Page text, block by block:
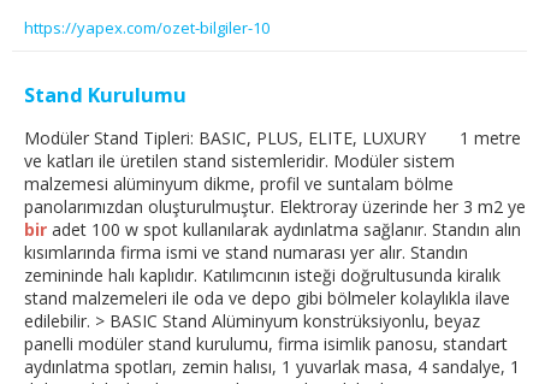
https://yapex.com/ozet-bilgiler-10
Stand Kurulumu
Modüler Stand Tipleri: BASIC, PLUS, ELITE, LUXURY 1 metre
ve katları ile üretilen stand sistemleridir. Modüler sistem
malzemesi alüminyum dikme, profil ve suntalam bölme
panolarımızdan oluşturulmuştur. Elektroray üzerinde her 3 m2 ye
bir adet 100 w spot kullanılarak aydınlatma sağlanır. Standın alın
kısımlarında firma ismi ve stand numarası yer alır. Standın
zemininde halı kaplıdır. Katılımcının isteği doğrultusunda kiralık
stand malzemeleri ile oda ve depo gibi bölmeler kolaylıkla ilave
edilebilir. > BASIC Stand Alüminyum konstrüksiyonlu, beyaz
panelli modüler stand kurulumu, firma isimlik panosu, standart
aydınlatma spotları, zemin halısı, 1 yuvarlak masa, 4 sandalye, 1